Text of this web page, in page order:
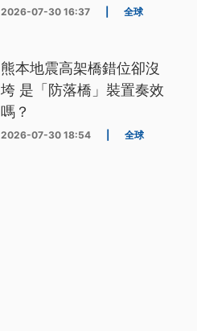
2026-07-30 16:37 全球
熊本地震高架橋錯位卻沒
垮 是「防落橋」裝置奏效
嗎？
2026-07-30 18:54 全球